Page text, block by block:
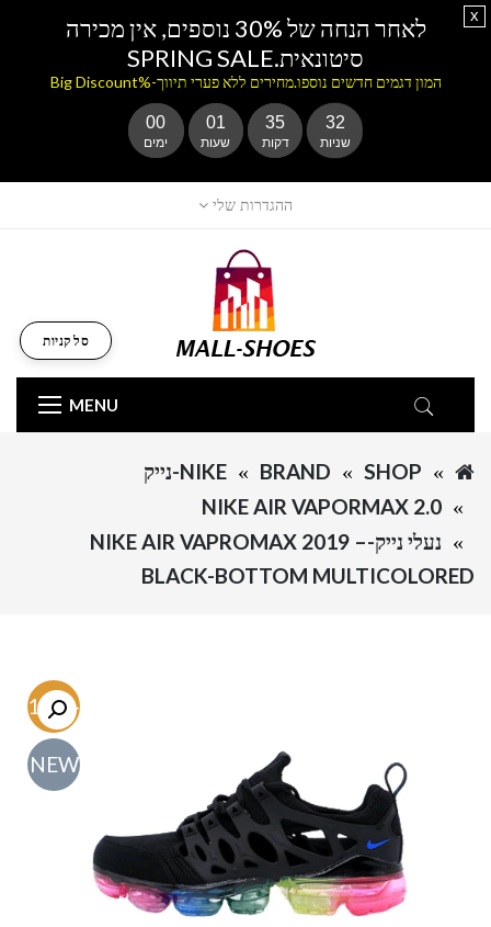
ההגדרות שלי
MENU
סל קניות
SHOP
BRAND
NIKE-נייק
NIKE AIR VAPORMAX 2.0
נעלי נייק-NIKE AIR VAPROMAX 2019 –
BLACK-BOTTOM MULTICOLORED
-61.3%
NEW
לאחר הנחה של 30% נוספים, אין מכירה
סיטונאית.SPRING SALE
המון דגמים חדשים נוספו.מחירים ללא פערי תיווך-%Big Discount
00
ימים
01
שעות
35
דקות
32
שניות
x